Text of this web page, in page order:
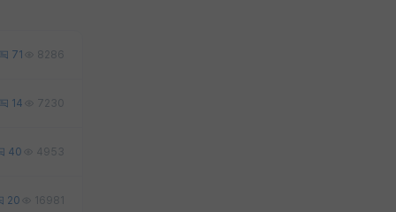
71 8286
14 7230
40 4953
20 16981